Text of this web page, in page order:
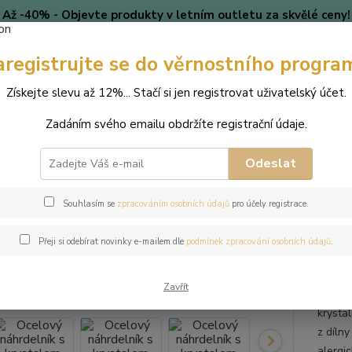
Až -40% - Objevte produkty v letním outletu za skvělé ceny!
🎄 VÁNOCE Blog
Hledat
(Po-
náhrdelník s krystalem
z
se do věrnostního
Získejte slevu až 12%... Stačí si jen registrovat uživatelský účet.
Zadáním svého emailu obdržíte registrační údaje.
Odeslat
Souhlasím se zpracováním osobních údajůpro účely registrace.
Přeji si odebírat novinky e-mailem dle podmínek zpracování osobních údajů.
Zavřít